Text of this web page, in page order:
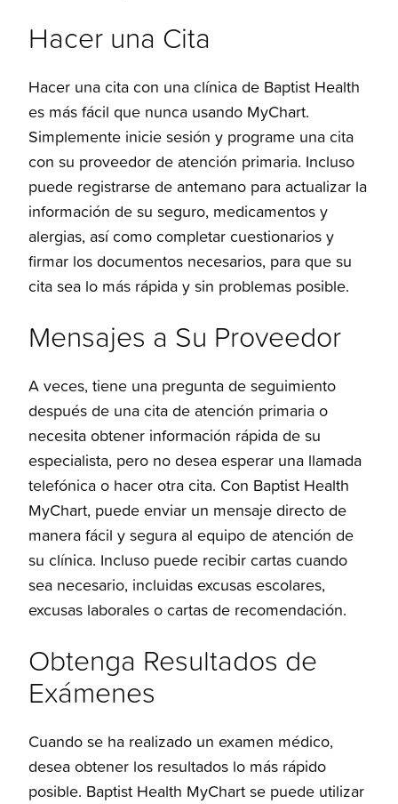
Hacer una Cita
Hacer una cita con una clínica de Baptist Health
es más fácil que nunca usando MyChart.
Simplemente inicie sesión y programe una cita
con su proveedor de atención primaria. Incluso
puede registrarse de antemano para actualizar la
información de su seguro, medicamentos y
alergias, así como completar cuestionarios y
firmar los documentos necesarios, para que su
cita sea lo más rápida y sin problemas posible.
Mensajes a Su Proveedor
A veces, tiene una pregunta de seguimiento
después de una cita de atención primaria o
necesita obtener información rápida de su
especialista, pero no desea esperar una llamada
telefónica o hacer otra cita. Con Baptist Health
MyChart, puede enviar un mensaje directo de
manera fácil y segura al equipo de atención de
su clínica. Incluso puede recibir cartas cuando
sea necesario, incluidas excusas escolares,
excusas laborales o cartas de recomendación.
Obtenga Resultados de
Exámenes
Cuando se ha realizado un examen médico,
desea obtener los resultados lo más rápido
posible. Baptist Health MyChart se puede utilizar